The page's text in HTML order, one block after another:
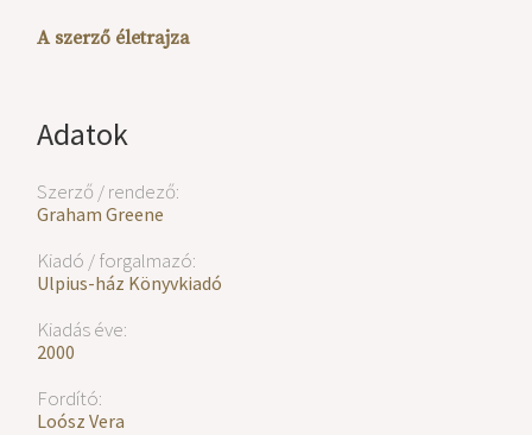
Adatok
Szerző / rendező:
Graham Greene
Kiadó / forgalmazó:
Ulpius-ház Könyvkiadó
Kiadás éve:
2000
Fordító:
Loósz Vera
A szerző életrajza